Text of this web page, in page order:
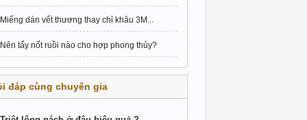
Miếng dán vết thương thay chỉ khâu 3M...
Nên tẩy nốt ruồi nào cho hợp phong thủy?
đáp cùng chuyên gia